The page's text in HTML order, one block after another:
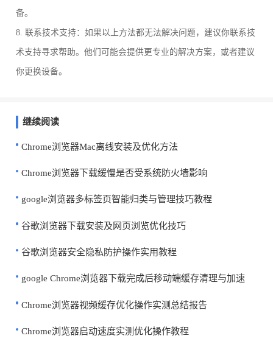
备。
8. 联系技术支持：如果以上方法都无法解决问题，建议你联系技
术支持寻求帮助。他们可能会提供更专业的解决方案，或者建议
你更换设备。
继续阅读
Chrome浏览器Mac离线安装及优化方法
Chrome浏览器下载缓慢是否受系统防火墙影响
google浏览器多标签页智能归类与管理技巧教程
谷歌浏览器下载安装及网页浏览优化技巧
谷歌浏览器安全隐私防护操作实用教程
google Chrome浏览器下载完成后移动端缓存清理与加速
Chrome浏览器视频缓存优化操作实测总结报告
Chrome浏览器启动速度实测优化操作教程